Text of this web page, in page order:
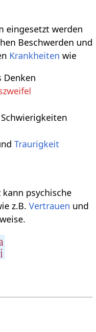
eingesetzt werden
Beschwerden und
Krankheiten wie
Denken
Traurigkeit
kann psychische
z.B.Vertrauen und